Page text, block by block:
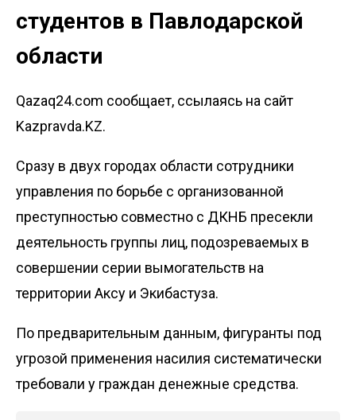
студентов в Павлодарской
области
Qazaq24.com сообщает, ссылаясь на сайт
Kazpravda.KZ.
Сразу в двух городах области сотрудники
управления по борьбе с организованной
преступностью совместно с ДКНБ пресекли
деятельность группы лиц, подозреваемых в
совершении серии вымогательств на
территории Аксу и Экибастуза.
По предварительным данным, фигуранты под
угрозой применения насилия систематически
требовали у граждан денежные средства.